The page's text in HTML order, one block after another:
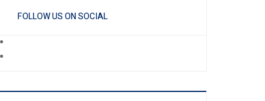
FOLLOW US ON SOCIAL